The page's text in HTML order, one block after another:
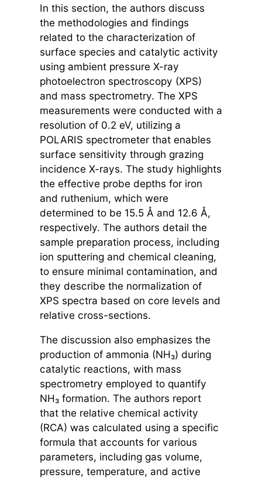
In this section, the authors discuss
the methodologies and findings
related to the characterization of
surface species and catalytic activity
using ambient pressure X-ray
photoelectron spectroscopy (XPS)
and mass spectrometry. The XPS
measurements were conducted with a
resolution of 0.2 eV, utilizing a
POLARIS spectrometer that enables
surface sensitivity through grazing
incidence X-rays. The study highlights
the effective probe depths for iron
and ruthenium, which were
determined to be 15.5 Å and 12.6 Å,
respectively. The authors detail the
sample preparation process, including
ion sputtering and chemical cleaning,
to ensure minimal contamination, and
they describe the normalization of
XPS spectra based on core levels and
relative cross-sections.
The discussion also emphasizes the
production of ammonia (NH₃) during
catalytic reactions, with mass
spectrometry employed to quantify
NH₃ formation. The authors report
that the relative chemical activity
(RCA) was calculated using a specific
formula that accounts for various
parameters, including gas volume,
pressure, temperature, and active